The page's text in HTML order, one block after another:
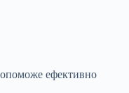
ефективно